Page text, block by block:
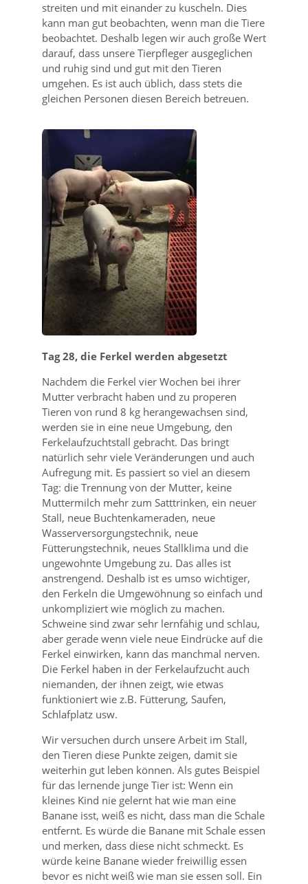
streiten und mit einander zu kuscheln. Dies
kann man gut beobachten, wenn man die Tiere
beobachtet. Deshalb legen wir auch große Wert
darauf, dass unsere Tierpfleger ausgeglichen
und ruhig sind und gut mit den Tieren
umgehen. Es ist auch üblich, dass stets die
gleichen Personen diesen Bereich betreuen.
Tag 28, die Ferkel werden abgesetzt
Nachdem die Ferkel vier Wochen bei ihrer
Mutter verbracht haben und zu properen
Tieren von rund 8 kg herangewachsen sind,
werden sie in eine neue Umgebung, den
Ferkelaufzuchtstall gebracht. Das bringt
natürlich sehr viele Veränderungen und auch
Aufregung mit. Es passiert so viel an diesem
Tag: die Trennung von der Mutter, keine
Muttermilch mehr zum Satttrinken, ein neuer
Stall, neue Buchtenkameraden, neue
Wasserversorgungstechnik, neue
Fütterungstechnik, neues Stallklima und die
ungewohnte Umgebung zu. Das alles ist
anstrengend. Deshalb ist es umso wichtiger,
den Ferkeln die Umgewöhnung so einfach und
unkompliziert wie möglich zu machen.
Schweine sind zwar sehr lernfähig und schlau,
aber gerade wenn viele neue Eindrücke auf die
Ferkel einwirken, kann das manchmal nerven.
Die Ferkel haben in der Ferkelaufzucht auch
niemanden, der ihnen zeigt, wie etwas
funktioniert wie z.B. Fütterung, Saufen,
Schlafplatz usw.
Wir versuchen durch unsere Arbeit im Stall,
den Tieren diese Punkte zeigen, damit sie
weiterhin gut leben können. Als gutes Beispiel
für das lernende junge Tier ist: Wenn ein
kleines Kind nie gelernt hat wie man eine
Banane isst, weiß es nicht, dass man die Schale
entfernt. Es würde die Banane mit Schale essen
und merken, dass diese nicht schmeckt. Es
würde keine Banane wieder freiwillig essen
bevor es nicht weiß wie man sie essen soll. Ein